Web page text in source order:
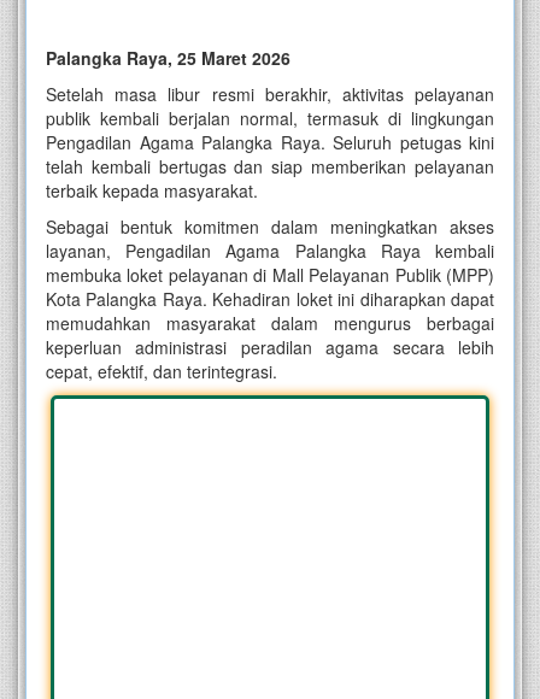
Palangka Raya, 25 Maret 2026
Setelah masa libur resmi berakhir, aktivitas pelayanan
publik kembali berjalan normal, termasuk di lingkungan
Pengadilan Agama Palangka Raya. Seluruh petugas kini
telah kembali bertugas dan siap memberikan pelayanan
terbaik kepada masyarakat.
Sebagai bentuk komitmen dalam meningkatkan akses
layanan, Pengadilan Agama Palangka Raya kembali
membuka loket pelayanan di Mall Pelayanan Publik (MPP)
Kota Palangka Raya. Kehadiran loket ini diharapkan dapat
memudahkan masyarakat dalam mengurus berbagai
keperluan administrasi peradilan agama secara lebih
cepat, efektif, dan terintegrasi.